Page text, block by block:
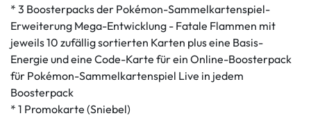
* 3 Boosterpacks der Pokémon-Sammelkartenspiel-
Erweiterung Mega-Entwicklung - Fatale Flammen mit
jeweils 10 zufällig sortierten Karten plus eine Basis-
Energie und eine Code-Karte für ein Online-Boosterpack
für Pokémon-Sammelkartenspiel Live in jedem
Boosterpack
* 1 Promokarte (Sniebel)